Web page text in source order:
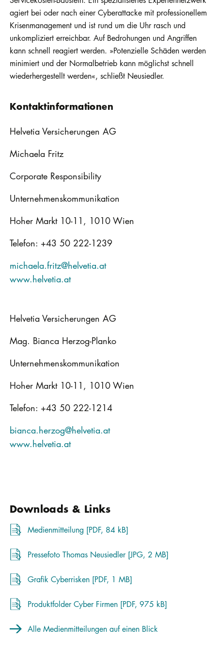
agiert bei oder nach einer Cyberattacke mit professionellem
Krisenmanagement und ist rund um die Uhr rasch und
unkompliziert erreichbar. Auf Bedrohungen und Angriffen
kann schnell reagiert werden. »Potenzielle Schäden werden
minimiert und der Normalbetrieb kann möglichst schnell
wiederhergestellt werden«, schließt Neusiedler.
Kontaktinformationen
Helvetia Versicherungen AG
Michaela Fritz
Corporate Responsibility
Unternehmenskommunikation
Hoher Markt 10-11, 1010 Wien
Telefon: +43 50 222-1239
michaela.fritz@helvetia.at
www.helvetia.at
Helvetia Versicherungen AG
Mag. Bianca Herzog-Planko
Unternehmenskommunikation
Hoher Markt 10-11, 1010 Wien
Telefon: +43 50 222-1214
bianca.herzog@helvetia.at
www.helvetia.at
Downloads & Links
Medienmitteilung [PDF, 84 kB]
Pressefoto Thomas Neusiedler [JPG, 2 MB]
Grafik Cyberrisken [PDF, 1 MB]
Produktfolder Cyber Firmen [PDF, 975 kB]
Alle Medienmitteilungen auf einen Blick